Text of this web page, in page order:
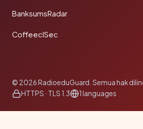
BanksumsRadar
CoffeeclSec
© 2026 RadioeduGuard. Semua hak
HTTPS · TLS 1.3
1 languages